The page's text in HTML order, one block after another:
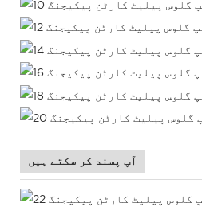
آپ پسند کر سکتے ہیں